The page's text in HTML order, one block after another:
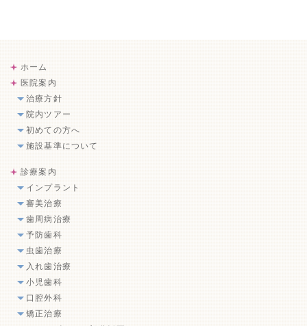
ホーム
医院案内
治療方針
院内ツアー
初めての方へ
施設基準について
診療案内
インプラント
審美治療
歯周病治療
予防歯科
虫歯治療
入れ歯治療
小児歯科
口腔外科
矯正治療